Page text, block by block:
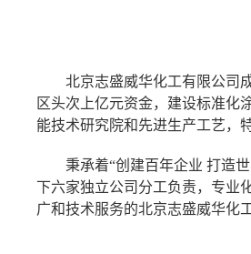
北京志盛威华化工有限公司
区头次上亿元资金，建设标准化
能技术研究院和先进生产工艺，
秉承着“创建百年企业 打造
下六家独立公司分工负责，专业
广和技术服务的北京志盛威华化